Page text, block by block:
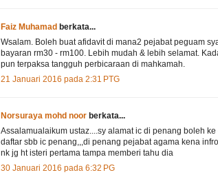
Faiz Muhamad berkata...
Wsalam. Boleh buat afidavit di mana2 pejabat peguam
bayaran rm30 - rm100. Lebih mudah & lebih selamat.
pun terpaksa tangguh perbicaraan di mahkamah.
21 Januari 2016 pada 2:31 PTG
Norsuraya mohd noor berkata...
Assalamualaikum ustaz....sy alamat ic di penang boleh
daftar sbb ic penang,,,di penang pejabat agama kena
nk jg ht isteri pertama tampa memberi tahu dia
30 Januari 2016 pada 6:32 PG